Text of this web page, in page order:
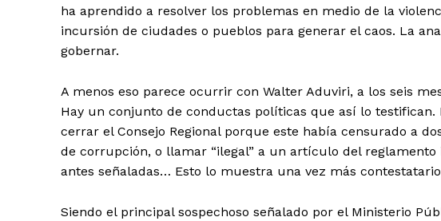
ha aprendido a resolver los problemas en medio de la
incursión de ciudades o pueblos para generar el caos. La
gobernar.
A menos eso parece ocurrir con Walter Aduviri, a los seis
Hay un conjunto de conductas políticas que así lo
cerrar el Consejo Regional porque este había censurado a
de corrupción, o llamar “ilegal” a un artículo del
antes señaladas… Esto lo muestra una vez más
Siendo el principal sospechoso señalado por el Ministerio